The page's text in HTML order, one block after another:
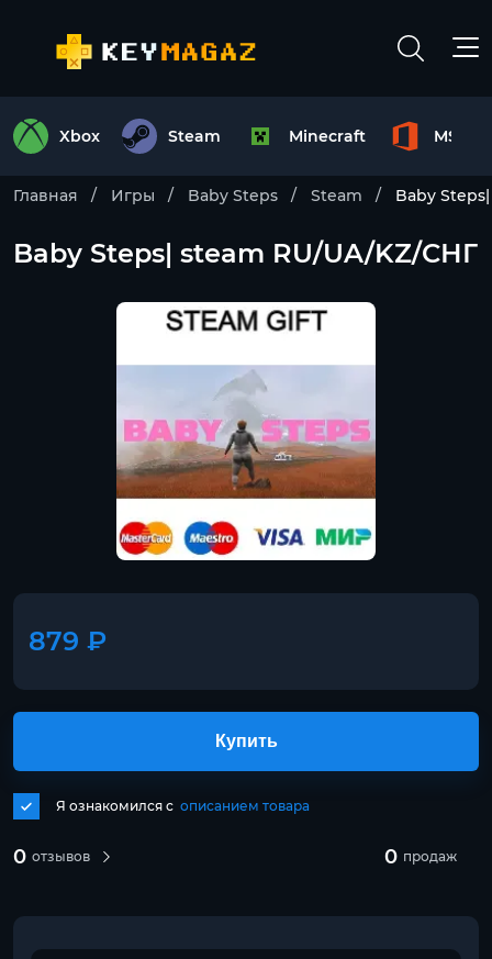
Xbox Steam Minecraft MS
Главная Игры Baby Steps Steam Baby
Baby Steps| steam RU/UA/KZ/CНГ
879 ₽
0 отзывов 0 продаж
Я ознакомился с описанием товара
Купить